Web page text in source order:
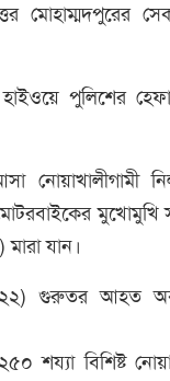
মোহাম্মদপুরের
পুলিশের
নোয়াখালীগামী
মুখোমুখি
যান।
গুরুতর আহত
শয্যা বিশিষ্ট